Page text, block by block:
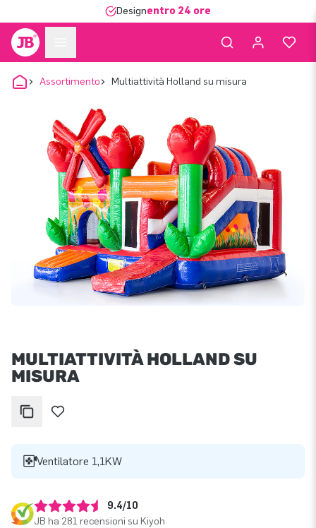
Designentro 24 ore
Assortimento Multiattività Holland su misura
MULTIATTIVITÀ HOLLAND SU
MISURA
Ventilatore 1,1KW
9.4/10
JB ha 281 recensioni su Kiyoh